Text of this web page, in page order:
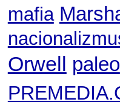
mafia
Orwell paleo